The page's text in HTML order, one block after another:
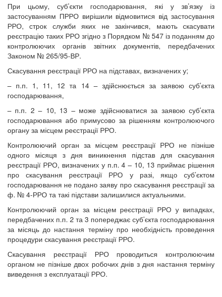
При цьому, суб’єкти господарювання, які у зв’язку із
застосуванням ПРРО вирішили відмовитися від застосування
РРО, строк служби яких не закінчився, мають скасувати
реєстрацію таких РРО згідно з Порядком № 547 із поданням до
контролюючих органів звітних документів, передбачених
Законом № 265/95-ВР.
Скасування реєстрації РРО на підставах, визначених у;
– п.п. 1, 11, 12 та 14 – здійснюється за заявою суб’єкта
господарювання,
– п.п. 2 – 10, 13 – може здійснюватися за заявою суб’єкта
господарювання або примусово за рішенням контролюючого
органу за місцем реєстрації РРО.
Контролюючий орган за місцем реєстрації РРО не пізніше
одного місяця з дня виникнення підстав для скасування
реєстрації РРО, визначених у п.п. 4 – 10, 13 приймає рішення
про скасування реєстрації РРО у разі, якщо суб’єктом
господарювання не подано заяву про скасування реєстрації за
ф. № 4-РРО та такі підстави залишилися актуальними.
Контролюючий орган за місцем реєстрації РРО у випадках,
передбачених п.п. 2 та 3 попереджає суб’єкта господарювання
за місяць до настання терміну про необхідність проведення
процедури скасування реєстрації РРО.
Скасування реєстрації РРО проводиться контролюючим
органом не пізніше двох робочих днів з дня настання терміну
виведення з експлуатації РРО.